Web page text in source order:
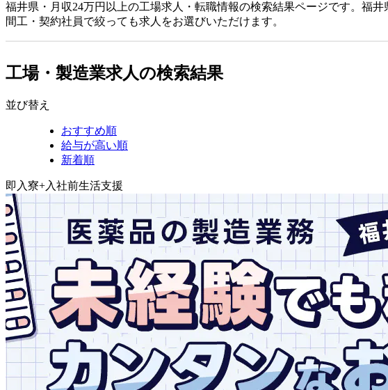
福井県・月収24万円以上の工場求人・転職情報の検索結果ページです。福
間工・契約社員で絞っても求人をお選びいただけます。
工場・製造業求人の検索結果
並び替え
おすすめ順
給与が高い順
新着順
即入寮+入社前生活支援